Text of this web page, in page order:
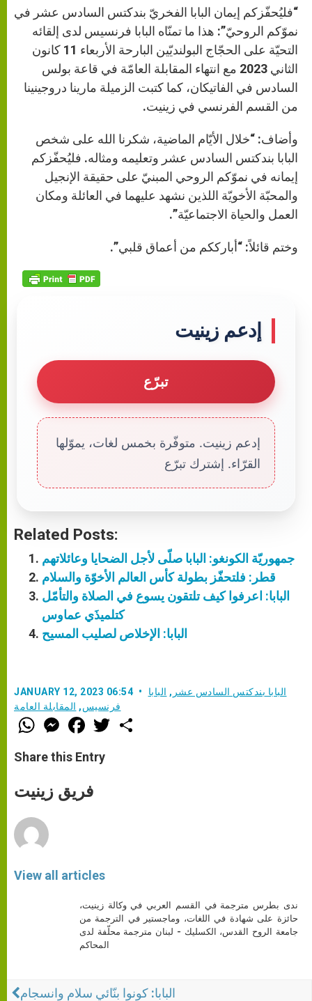
p
p e
r
o
k
“فليُحفّزكم إيمان البابا الفخريّ بندكتس السادس عشر في
نموّكم الروحيّ”: هذا ما تمنّاه البابا فرنسيس لدى إلقائه
التحيّة على الحجّاج البولنديّين البارحة الأربعاء 11 كانون
الثاني 2023 مع انتهاء المقابلة العامّة في قاعة بولس
السادس في الفاتيكان، كما كتبت الزميلة مارينا دروجينينا
من القسم الفرنسي في زينيت.
وأضاف: “خلال الأيّام الماضية، شكرنا الله على شخص
البابا بندكتس السادس عشر وتعليمه ومثاله. فليُحفّزكم
إيمانه في نموّكم الروحي المبنيّ على حقيقة الإنجيل
والمحبّة الأخويّة اللذين نشهد عليهما في العائلة ومكان
العمل والحياة الاجتماعيّة”.
وختم قائلاً: “أبارككم من أعماق قلبي”.
إدعم زينيت
تبرّع
إدعم زينيت. متوفّرة بخمس لغات، يموّلها
القرّاء. إشترك تبرّع
Related Posts:
جمهوريّة الكونغو: البابا صلّى لأجل الضحايا وعائلاتهم
قطر: فلتحفّز بطولة كأس العالم الأخوّة والسلام
البابا: اعرفوا كيف تلتقون يسوع في الصلاة والتأمّل
كتلميذَي عماوس
البابا: الإخلاص لصليب المسيح
JANUARY 12, 2023 06:54 البابا بندكتس السادس عشر , البابا
فرنسيس, المقابلة العامة
W
h
t
s
p
p
M
e
s
e
g
e
F
a
e
b
o
k
w
Share this Entry
فريق زينيت
View all articles
ندى بطرس مترجمة في القسم العربي في وكالة زينيت،
حائزة على شهادة في اللغات، وماجستير في الترجمة من
جامعة الروح القدس، الكسليك - لبنان مترجمة محلّفة لدى
المحاكم
البابا: كونوا بنّائي سلام وانسجام